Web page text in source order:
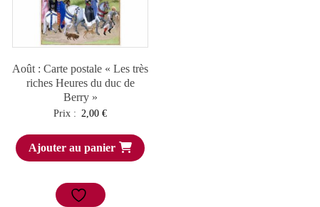
Août : Carte postale « Les très
riches Heures du duc de
Berry »
Prix : 2,00€
Ajouter au panier